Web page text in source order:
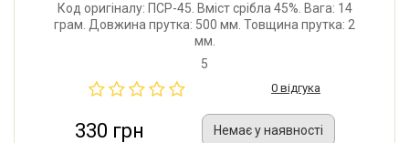
Код оригіналу: ПСР-45. Вміст срібла 45%. Вага: 14
грам. Довжина прутка: 500 мм. Товщина прутка: 2
мм.
5
0 відгука
330 грн Немає у наявності